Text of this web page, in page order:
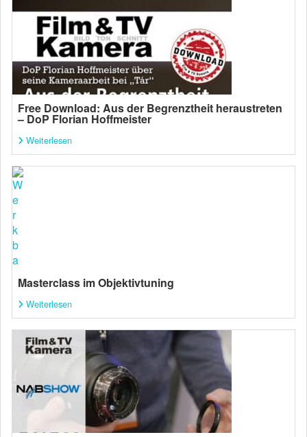
Free Download: Aus der Begrenztheit heraustreten
– DoP Florian Hoffmeister
Weiterlesen
Masterclass im Objektivtuning
Weiterlesen